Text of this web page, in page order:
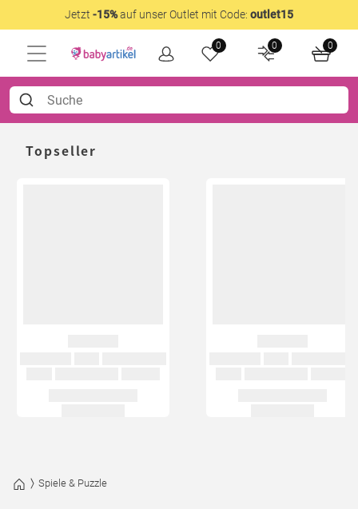
Jetzt -15%auf unser Outlet mit Code: outlet15
0 0 0
Topseller
Spiele & Puzzle